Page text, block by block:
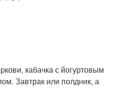
кабачка с йогуртовым
Завтрак или полдник, а